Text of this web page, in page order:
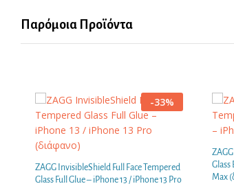
Παρόμοια Προϊόντα
-33%
ZAGG InvisibleShield Full Face Tempered
Glass Full Glue – iPhone 13 / iPhone 13 Pro
Glass
Max